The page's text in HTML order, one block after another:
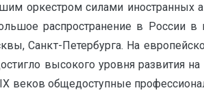
оркестром силами иностранных
распространение в России
Санкт-Петербурга. На
высокого уровня развития
веков общедоступные